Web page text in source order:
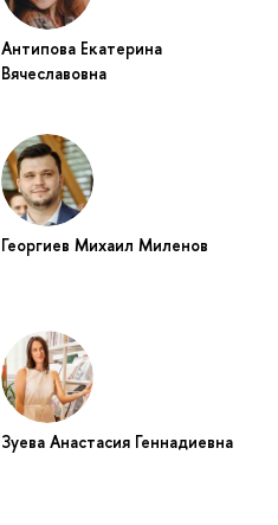
Антипова Екатерина
Вячеславовна
Георгиев Михаил Миленов
Зуева Анастасия Геннадиевна